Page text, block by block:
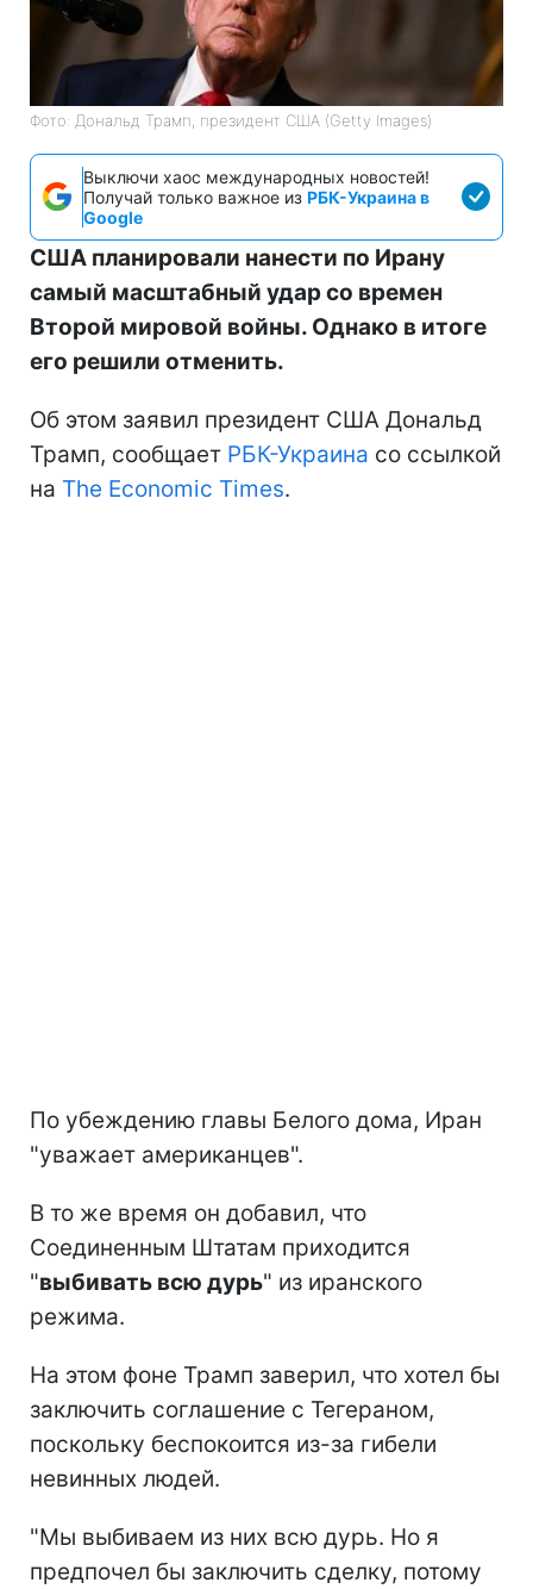
Фото: Дональд Трамп, президент США (Getty Images)
Выключи хаос международных новостей!
Получай только важное из РБК-Украина в
Google
США планировали нанести по Ирану
самый масштабный удар со времен
Второй мировой войны. Однако в итоге
его решили отменить.
Об этом заявил президент США Дональд
Трамп, сообщает РБК-Украина со ссылкой
на The Economic Times.
По убеждению главы Белого дома, Иран
"уважает американцев".
В то же время он добавил, что
Соединенным Штатам приходится
"выбивать всю дурь" из иранского
режима.
На этом фоне Трамп заверил, что хотел бы
заключить соглашение с Тегераном,
поскольку беспокоится из-за гибели
невинных людей.
"Мы выбиваем из них всю дурь. Но я
предпочел бы заключить сделку, потому